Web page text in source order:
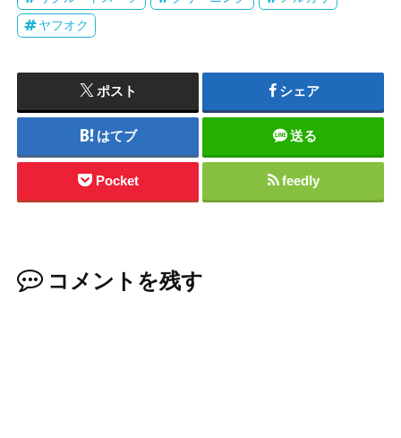
ヤフオク
ポスト シェア
はてブ 送る
Pocket feedly
コメントを残す